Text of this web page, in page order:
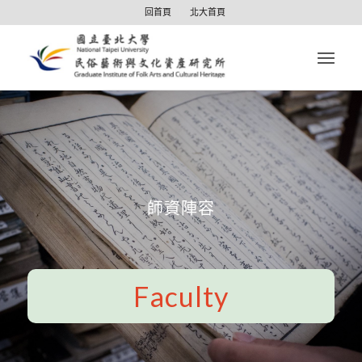
回首頁 北大首頁
師資陣容
Faculty